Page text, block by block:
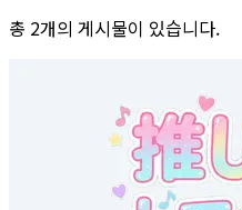
총 2개의 게시물이 있습니다.